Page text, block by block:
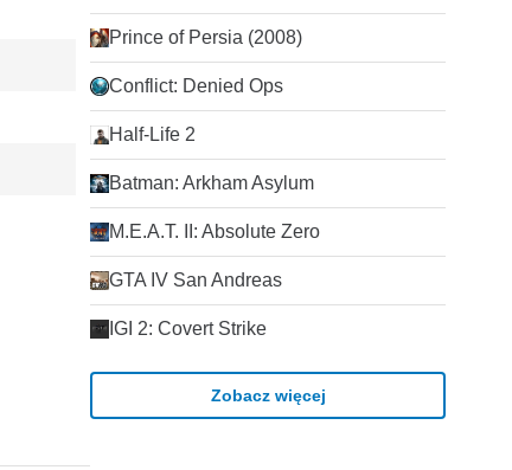
Prince of Persia (2008)
Conflict: Denied Ops
Half-Life 2
Batman: Arkham Asylum
M.E.A.T. II: Absolute Zero
GTA IV San Andreas
IGI 2: Covert Strike
Zobacz więcej